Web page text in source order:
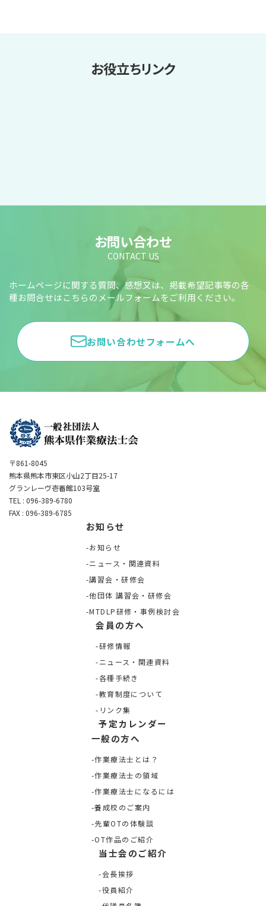
お役立ちリンク
お問い合わせ
CONTACT US
ホームページに関する質問、感想又は、掲載希望記事等の各
種お問合せはこちらのメールフォームをご利用ください。
お問い合わせフォームへ
〒861-8045
熊本県熊本市東区小山2丁目25-17
グランレーヴ壱番館103号室
TEL : 096-389-6780
FAX : 096-389-6785
お知らせ
お知らせ
ニュース・関連資料
講習会・研修会
他団体 講習会・研修会
MTDLP研修・事例検討会
会員の方へ
研修情報
ニュース・関連資料
各種手続き
教育制度について
リンク集
予定カレンダー
一般の方へ
作業療法士とは？
作業療法士の領域
作業療法士になるには
養成校のご案内
先輩OTの体験談
OT作品のご紹介
当士会のご紹介
会長挨拶
役員紹介